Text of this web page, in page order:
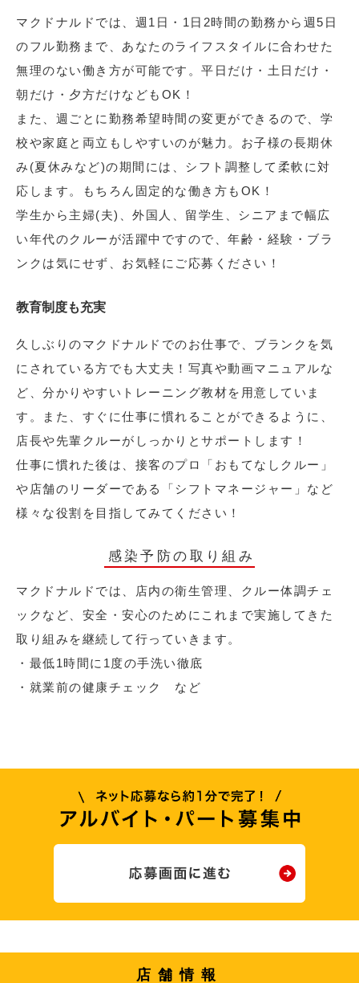
マクドナルドでは、週1日・1日2時間の勤務から週5日
のフル勤務まで、あなたのライフスタイルに合わせた
無理のない働き方が可能です。平日だけ・土日だけ・
朝だけ・夕方だけなどもOK！
また、週ごとに勤務希望時間の変更ができるので、学
校や家庭と両立もしやすいのが魅力。お子様の長期休
み(夏休みなど)の期間には、シフト調整して柔軟に対
応します。もちろん固定的な働き方もOK！
学生から主婦(夫)、外国人、留学生、シニアまで幅広
い年代のクルーが活躍中ですので、年齢・経験・ブラ
ンクは気にせず、お気軽にご応募ください！
教育制度も充実
久しぶりのマクドナルドでのお仕事で、ブランクを気
にされている方でも大丈夫！写真や動画マニュアルな
ど、分かりやすいトレーニング教材を用意していま
す。また、すぐに仕事に慣れることができるように、
店長や先輩クルーがしっかりとサポートします！
仕事に慣れた後は、接客のプロ「おもてなしクルー」
や店舗のリーダーである「シフトマネージャー」など
様々な役割を目指してみてください！
感染予防の取り組み
マクドナルドでは、店内の衛生管理、クルー体調チェ
ックなど、安全・安心のためにこれまで実施してきた
取り組みを継続して行っていきます。
・最低1時間に1度の手洗い徹底
・就業前の健康チェック など
店舗情報